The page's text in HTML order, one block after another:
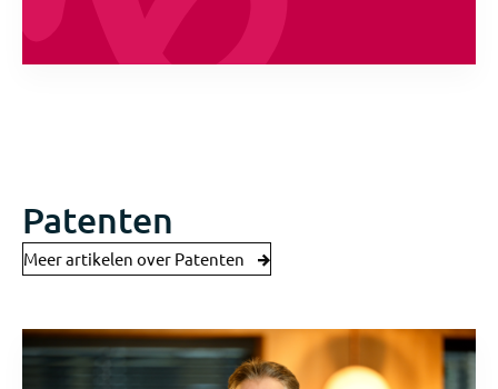
Patenten
Meer artikelen over Patenten